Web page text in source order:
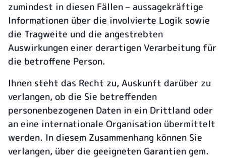
zumindest in diesen Fällen – aussagekräftige
Informationen über die involvierte Logik sowie
die Tragweite und die angestrebten
Auswirkungen einer derartigen Verarbeitung für
die betroffene Person.
Ihnen steht das Recht zu, Auskunft darüber zu
verlangen, ob die Sie betreffenden
personenbezogenen Daten in ein Drittland oder
an eine internationale Organisation übermittelt
werden. In diesem Zusammenhang können Sie
verlangen, über die geeigneten Garantien gem.